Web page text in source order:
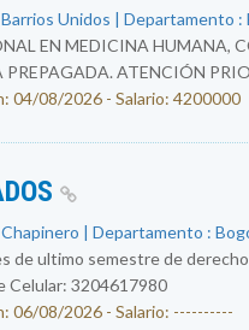
Unidos | Departamento :
EN MEDICINA HUMANA,
PREPAGADA. ATENCIÓN
04/08/2026 - Salario: 4200000
| Departamento :
de ultimo semestre de
Celular: 3204617980
06/08/2026 - Salario: ----------